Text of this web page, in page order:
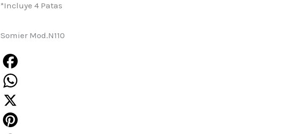
*Incluye 4 Patas
Somier Mod.N110
Facebook
WhatsApp
X